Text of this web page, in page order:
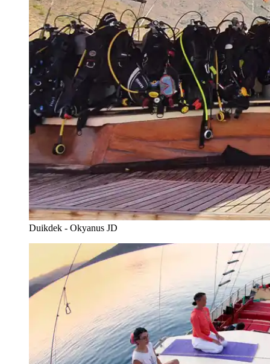
Duikdek - Okyanus JD